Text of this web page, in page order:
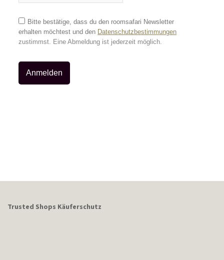
Bitte bestätige, dass du den roomsafari Newsletter
erhalten möchtest und den Datenschutzbestimmungen
zustimmst. Eine Abmeldung ist jederzeit möglich.
Trusted Shops Käuferschutz